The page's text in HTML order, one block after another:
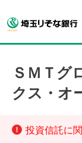
ＳＭＴグ
クス・オ
投資信託に